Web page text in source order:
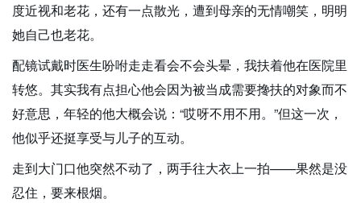
度近视和老花，还有一点散光，遭到母亲的无情嘲笑，明明
她自己也老花。
配镜试戴时医生吩咐走走看会不会头晕，我扶着他在医院里
转悠。其实我有点担心他会因为被当成需要搀扶的对象而不
好意思，年轻的他大概会说：“哎呀不用不用。”但这一次，
他似乎还挺享受与儿子的互动。
走到大门口他突然不动了，两手往大衣上一拍——果然是没
忍住，要来根烟。